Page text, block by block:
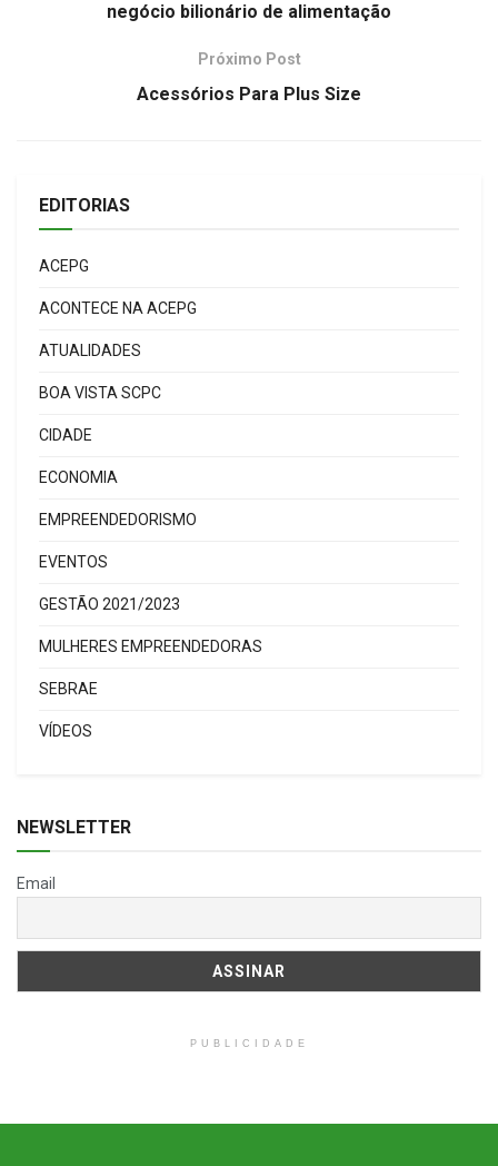
negócio bilionário de alimentação
Próximo Post
Acessórios Para Plus Size
EDITORIAS
ACEPG
ACONTECE NA ACEPG
ATUALIDADES
BOA VISTA SCPC
CIDADE
ECONOMIA
EMPREENDEDORISMO
EVENTOS
GESTÃO 2021/2023
MULHERES EMPREENDEDORAS
SEBRAE
VÍDEOS
NEWSLETTER
Email
PUBLICIDADE